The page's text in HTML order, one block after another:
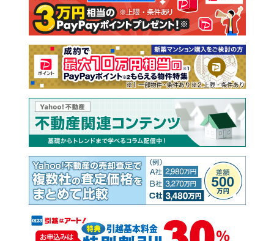
売却査定